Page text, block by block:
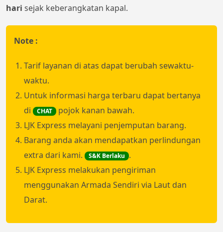
hari sejak keberangkatan kapal.
Note :
Tarif layanan di atas dapat berubah sewaktu-
waktu.
Untuk informasi harga terbaru dapat bertanya
di
CHAT
pojok kanan bawah.
LJK Express melayani penjemputan barang.
Barang anda akan mendapatkan perlindungan
extra dari kami.
S&K Berlaku .
LJK Express melakukan pengiriman
menggunakan Armada Sendiri via Laut dan
Darat.